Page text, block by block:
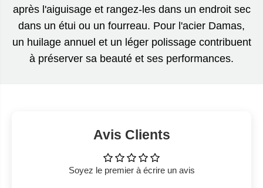
après l'aiguisage et rangez-les dans un endroit sec
dans un étui ou un fourreau. Pour l'acier Damas,
un huilage annuel et un léger polissage contribuent
à préserver sa beauté et ses performances.
Avis Clients
Soyez le premier à écrire un avis